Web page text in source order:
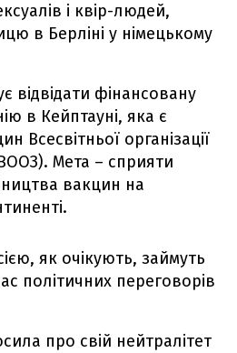
і квір-людей,
в Берліні у німецькому
відвідати фінансовану
в Кейптауні, яка є
Всесвітньої організації
Мета – сприяти
вакцин на
як очікують, займуть
політичних переговорів
про свій нейтралітет